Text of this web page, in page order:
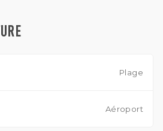
Plage
Aéroport